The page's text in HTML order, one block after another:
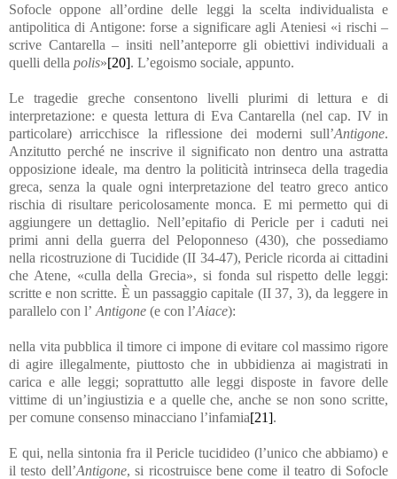
Sofocle oppone all’ordine delle leggi la scelta individualista e
antipolitica di Antigone: forse a significare agli Ateniesi «i rischi –
scrive Cantarella – insiti nell’anteporre gli obiettivi individuali a
quelli della polis»[20]. L’egoismo sociale, appunto.
Le tragedie greche consentono livelli plurimi di lettura e di
interpretazione: e questa lettura di Eva Cantarella (nel cap. IV in
particolare) arricchisce la riflessione dei moderni sull’Antigone.
Anzitutto perché ne inscrive il significato non dentro una astratta
opposizione ideale, ma dentro la politicità intrinseca della tragedia
greca, senza la quale ogni interpretazione del teatro greco antico
rischia di risultare pericolosamente monca. E mi permetto qui di
aggiungere un dettaglio. Nell’epitafio di Pericle per i caduti nei
primi anni della guerra del Peloponneso (430), che possediamo
nella ricostruzione di Tucidide (II 34-47), Pericle ricorda ai cittadini
che Atene, «culla della Grecia», si fonda sul rispetto delle leggi:
scritte e non scritte. È un passaggio capitale (II 37, 3), da leggere in
parallelo con l’ Antigone (e con l’Aiace):
nella vita pubblica il timore ci impone di evitare col massimo rigore
di agire illegalmente, piuttosto che in ubbidienza ai magistrati in
carica e alle leggi; soprattutto alle leggi disposte in favore delle
vittime di un’ingiustizia e a quelle che, anche se non sono scritte,
per comune consenso minacciano l’infamia[21].
E qui, nella sintonia fra il Pericle tucidideo (l’unico che abbiamo) e
il testo dell’Antigone, si ricostruisce bene come il teatro di Sofocle